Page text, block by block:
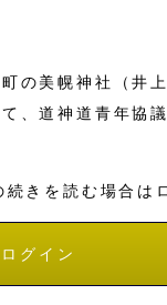
の美幌神社（井
て、道神道青年
続きを読む場合は
ログイン